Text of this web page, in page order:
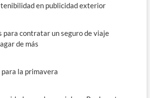
en publicidad exterior
para contratar un seguro de viaje
de más
la primavera